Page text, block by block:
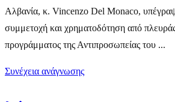
Αλβανία, κ. Vincenzo Del Monaco,
συμμετοχή και χρηματοδότηση από
προγράμματος της Αντιπροσωπείας του ...
Συνέχεια ανάγνωσης